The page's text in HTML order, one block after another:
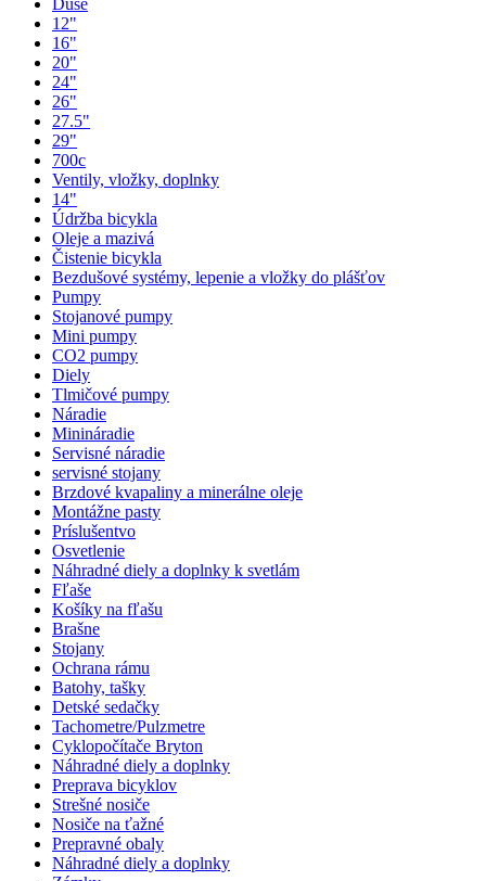
Duše
12"
16"
20"
24"
26"
27.5"
29"
700c
Ventily, vložky, doplnky
14"
Údržba bicykla
Oleje a mazivá
Čistenie bicykla
Bezdušové systémy, lepenie a vložky do plášťov
Pumpy
Stojanové pumpy
Mini pumpy
CO2 pumpy
Diely
Tlmičové pumpy
Náradie
Minináradie
Servisné náradie
servisné stojany
Brzdové kvapaliny a minerálne oleje
Montážne pasty
Príslušentvo
Osvetlenie
Náhradné diely a doplnky k svetlám
Fľaše
Košíky na fľašu
Brašne
Stojany
Ochrana rámu
Batohy, tašky
Detské sedačky
Tachometre/Pulzmetre
Cyklopočítače Bryton
Náhradné diely a doplnky
Preprava bicyklov
Strešné nosiče
Nosiče na ťažné
Prepravné obaly
Náhradné diely a doplnky